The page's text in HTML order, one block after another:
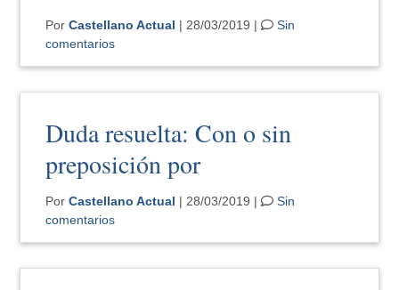
PorCastellano Actual | 28/03/2019 |
Sin
comentarios
Duda resuelta: Con o sin
preposición por
PorCastellano Actual | 28/03/2019 |
Sin
comentarios